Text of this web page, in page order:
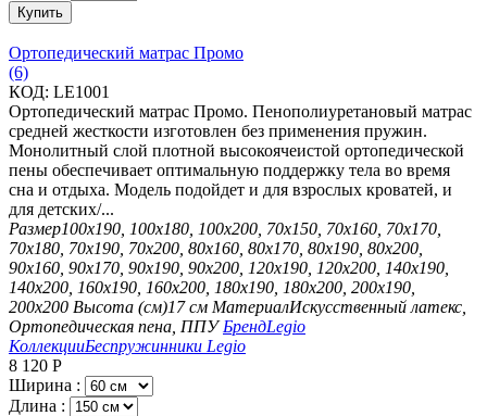
Купить
Ортопедический матрас Промо
(6)
КОД: LE1001
Ортопедический матрас Промо. Пенополиуретановый матрас
средней жесткости изготовлен без применения пружин.
Монолитный слой плотной высокоячеистой ортопедической
пены обеспечивает оптимальную поддержку тела во время
сна и отдыха. Модель подойдет и для взрослых кроватей, и
для детских/...
Размер100х190, 100х180, 100х200, 70х150, 70х160, 70х170,
70х180, 70х190, 70х200, 80х160, 80х170, 80х190, 80х200,
90х160, 90х170, 90х190, 90х200, 120х190, 120х200, 140х190,
140х200, 160х190, 160х200, 180х190, 180х200, 200х190,
200х200 Высота (см)17 см МатериалИскусственный латекс,
Ортопедическая пена, ППУ БрендLegio
КоллекцииБеспружинники Legio
8 120 Р
Ширина :
Длина :